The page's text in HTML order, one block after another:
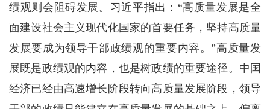
绩观则会阻碍发展。习近平指出：“高质量发展是全
面建设社会主义现代化国家的首要任务，坚持高质量
发展要成为领导干部政绩观的重要内容。”高质量发
展既是政绩观的内容，也是树政绩的重要途径。中国
经济已经由高速增长阶段转向高质量发展阶段，领导